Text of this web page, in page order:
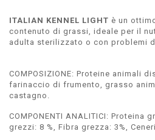
ITALIAN KENNEL LIGHT è un
contenuto di grassi, ideale per il
adulta sterilizzato o con problemi
COMPOSIZIONE: Proteine animali
farinaccio di frumento, grasso
castagno.
COMPONENTI ANALITICI: Proteina
grezzi: 8 %, Fibra grezza: 3%,